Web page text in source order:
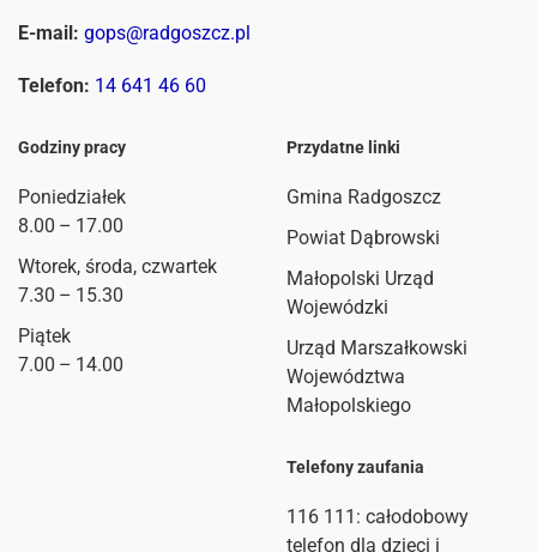
E-mail: gops@radgoszcz.pl
Telefon: 14 641 46 60
Godziny pracy
Poniedziałek
8.00 – 17.00
Wtorek, środa, czwartek
7.30 – 15.30
Piątek
7.00 – 14.00
Przydatne linki
Gmina Radgoszcz
Powiat Dąbrowski
Małopolski Urząd
Wojewódzki
Urząd Marszałkowski
Województwa
Małopolskiego
Telefony zaufania
116 111 : całodobowy
telefon dla dzieci i